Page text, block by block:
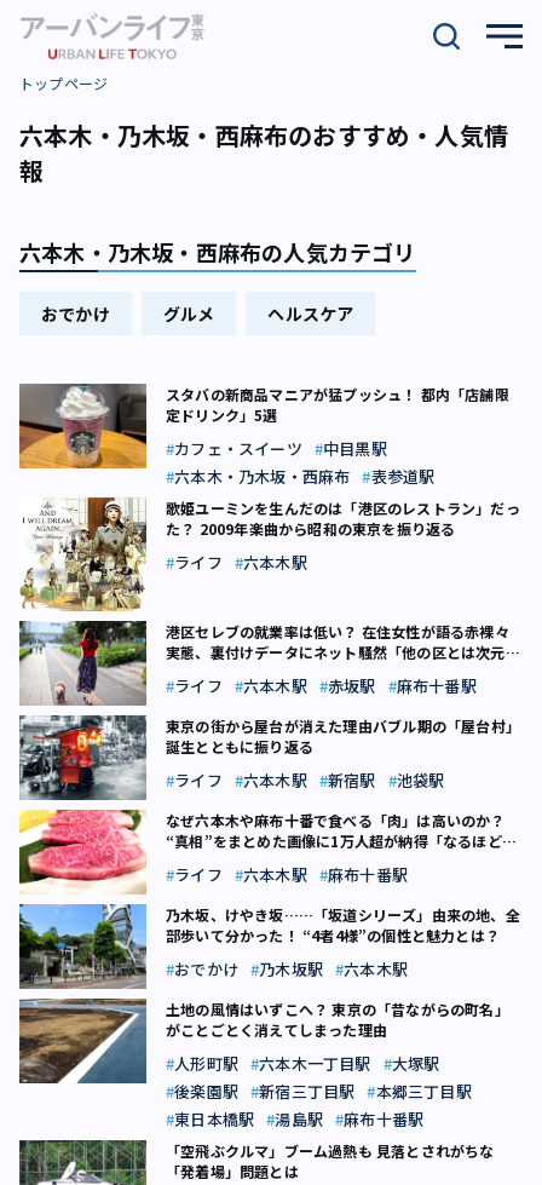
トップページ
六本木・乃木坂・西麻布のおすすめ・人気情
報
六本木・乃木坂・西麻布の人気カテゴリ
おでかけ グルメ ヘルスケア
スタバの新商品マニアが猛プッシュ！ 都内「店舗限
定ドリンク」5選
カフェ・スイーツ
中目黒駅
六本木・乃木坂・西麻布
表参道駅
歌姫ユーミンを生んだのは「港区のレストラン」だっ
た？ 2009年楽曲から昭和の東京を振り返る
ライフ 六本木駅
港区セレブの就業率は低い？ 在住女性が語る赤裸々
実態、裏付けデータにネット騒然「他の区とは次元が
ライフ 六本木駅 赤坂駅 麻布十番駅
東京の街から屋台が消えた理由――バブル期の「屋台村」
誕生とともに振り返る
ライフ 六本木駅 新宿駅 池袋駅
なぜ六本木や麻布十番で食べる「肉」は高いのか？
“真相”をまとめた画像に1万人超が納得「なるほど分
ライフ 六本木駅 麻布十番駅
乃木坂、けやき坂……「坂道シリーズ」由来の地、全
部歩いて分かった！ “4者4様”の個性と魅力とは？
おでかけ 乃木坂駅 六本木駅
土地の風情はいずこへ？ 東京の「昔ながらの町名」
がことごとく消えてしまった理由
人形町駅 六本木一丁目駅
大塚駅
後楽園駅
新宿三丁目駅
本郷三丁目駅
東日本橋駅
湯島駅 麻布十番駅
「空飛ぶクルマ」ブーム過熱も 見落とされがちな
「発着場」問題とは